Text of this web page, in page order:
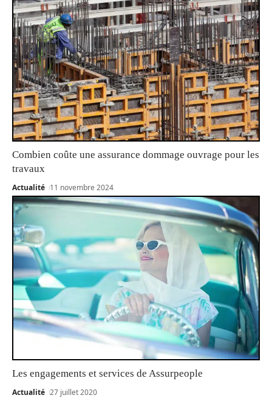
Combien coûte une assurance dommage ouvrage pour les
travaux
Actualité 11 novembre 2024
Les engagements et services de Assurpeople
Actualité 27 juillet 2020